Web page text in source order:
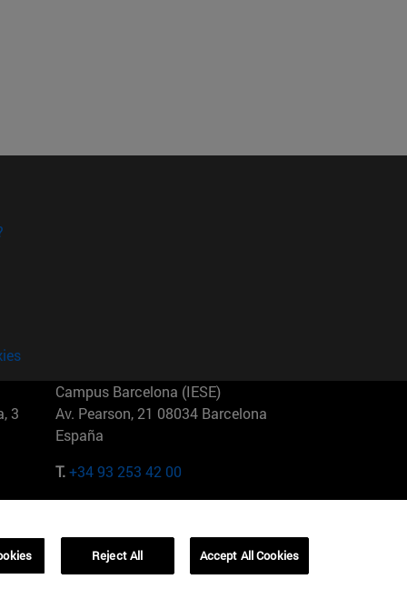
3
Campus Barcelona (IESE)
Av. Pearson, 21 08034 Barcelona
España
T.+34 93 253 42 00
01321001 Bela Vista Brasil
Reject All Accept All Cookies